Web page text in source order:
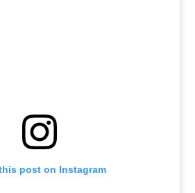
post on Instagram